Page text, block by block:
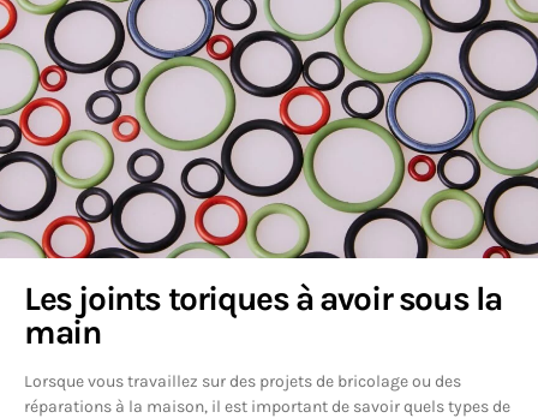
Les joints toriques à avoir sous la
main
Lorsque vous travaillez sur des projets de bricolage ou des
réparations à la maison, il est important de savoir quels types de